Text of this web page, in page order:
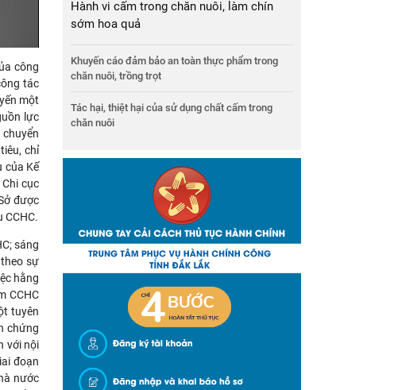
công
tác
một
lực
chỉ
của Kế
cục
được
sáng
theo sự
hằng
CCHC
tuyên
chứng
với nội
đoạn
nước
Hành vi cấm trong chăn nuôi, làm chín
sớm hoa quả
Khuyến cáo đảm bảo an toàn thực phẩm trong
chăn nuôi, trồng trọt
Tác hại, thiệt hại của sử dụng chất cấm trong
chăn nuôi